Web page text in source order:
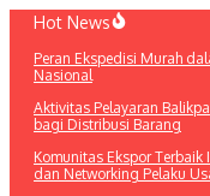
Lewati
konten
Hot News
Peran Ekspedisi Murah
Nasional
Aktivitas Pelayaran
bagi Distribusi Barang
Komunitas Ekspor
dan Networking Pelaku